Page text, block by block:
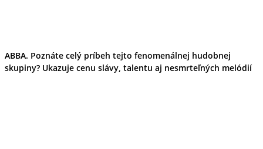
ABBA. Poznáte celý príbeh tejto fenomenálnej hudobnej
skupiny? Ukazuje cenu slávy, talentu aj nesmrteľných melódií